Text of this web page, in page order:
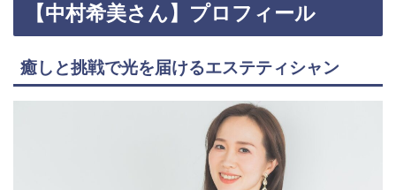
【中村希美さん】プロフィール
癒しと挑戦で光を届けるエステティシャン